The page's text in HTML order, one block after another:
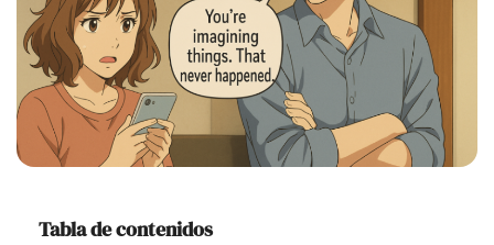
Cursos
Recursos
Comunidad
Tabla de contenidos